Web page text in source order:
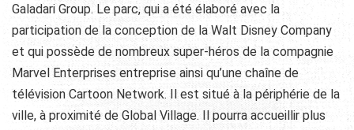
Galadari Group. Le parc, qui a été élaboré avec la
participation de la conception de la Walt Disney Company
et qui possède de nombreux super-héros de la compagnie
Marvel Enterprises entreprise ainsi qu’une chaîne de
télévision Cartoon Network. Il est situé à la périphérie de la
ville, à proximité de Global Village. Il pourra accueillir plus